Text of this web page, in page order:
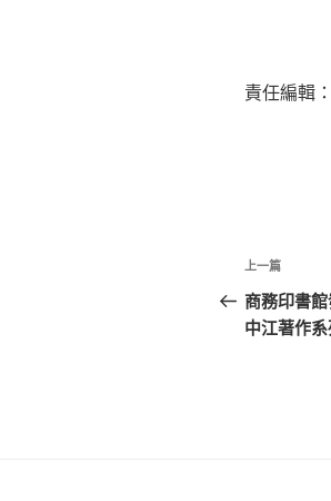
責任編輯
文
章
導
上
一
篇
上一篇
商務印書
中江著作